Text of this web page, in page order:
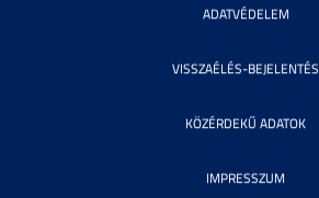
ADATVÉDELEM
VISSZAÉLÉS-BEJELENTÉS
KÖZÉRDEKŰ ADATOK
IMPRESSZUM